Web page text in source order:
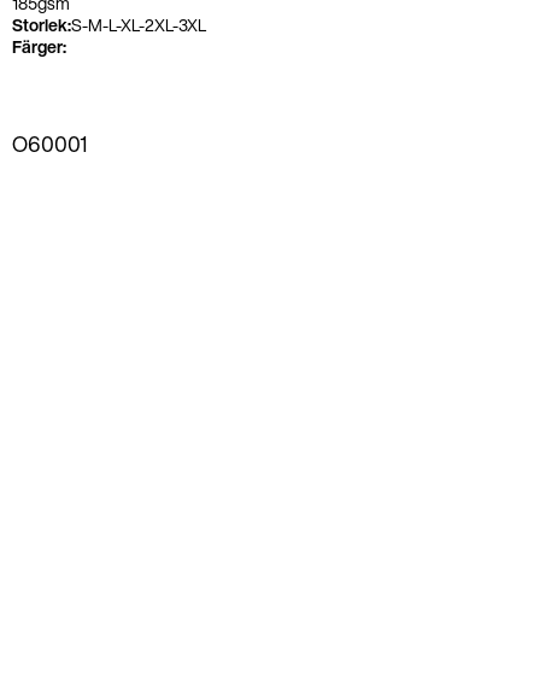
Storlek:S-M-L-XL-2XL-3XL
Färger:
O60001